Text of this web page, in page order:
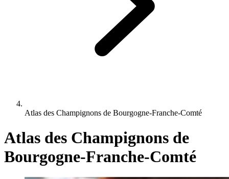
Atlas des Champignons de Bourgogne-Franche-Comté
Atlas des Champignons de
Bourgogne-Franche-Comté